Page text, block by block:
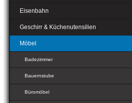
Eisenbahn
Geschirr & Küchenutensilien
Möbel
Badezimmer
Bauernstube
Büromöbel